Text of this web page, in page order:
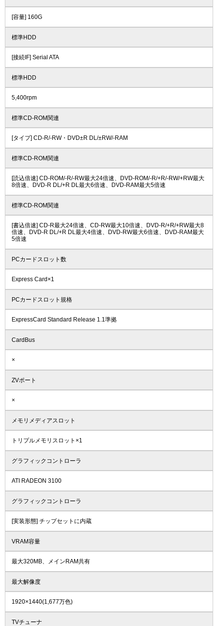
[容量] 160G
標準HDD
[接続IF] Serial ATA
標準HDD
5,400rpm
標準CD-ROM関連
[タイプ] CD-R/-RW・DVD±R DL/±RW/-RAM
標準CD-ROM関連
[読込倍速] CD-ROM/-R/-RW最大24倍速、DVD-ROM/-R/+R/-RW/+RW最大
8倍速、DVD-R DL/+R DL最大6倍速、DVD-RAM最大5倍速
標準CD-ROM関連
[書込倍速] CD-R最大24倍速、CD-RW最大10倍速、DVD-R/+R/+RW最大8
倍速、DVD-R DL/+R DL最大4倍速、DVD-RW最大6倍速、DVD-RAM最大
5倍速
PCカードスロット数
Express Card×1
PCカードスロット規格
ExpressCard Standard Release 1.1準拠
CardBus
×
ZVポート
×
メモリメディアスロット
トリプルメモリスロット×1
グラフィックコントローラ
ATI RADEON 3100
グラフィックコントローラ
[実装形態] チップセットに内蔵
VRAM容量
最大320MB、メインRAM共有
最大解像度
1920×1440(1,677万色)
TVチューナ